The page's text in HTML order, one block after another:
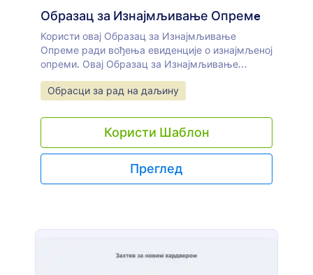
Образац за Изнајмљивање Опремe
Користи овај Образац за Изнајмљивање
Опреме ради вођења евиденције о изнајмљеној
опреми. Овај Образац за Изнајмљивање
Опреме садржи поља у којима се наводи
опрема, детаљи о кориснику и услови. Такође,
лако одштампати образац за било коју даљу
Go to Category:
Обрасци за рад на даљину
Користи Шаблон
Преглед